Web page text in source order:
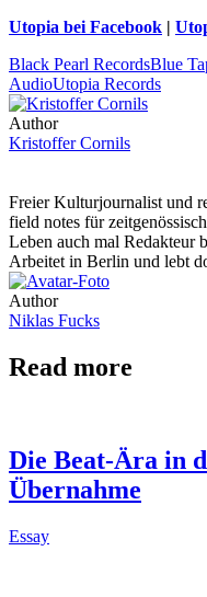
Utopia bei Facebook |
Black Pearl RecordsBlue
AudioUtopia Records
Author
Kristoffer Cornils
Freier Kulturjournalist und
field notes für
Leben auch mal Redakteur
Arbeitet in Berlin und lebt
Author
Niklas Fucks
Read more
Die Beat-Ära in
Übernahme
Essay